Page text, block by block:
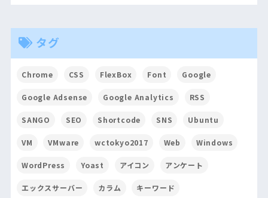
タグ
Chrome CSS FlexBox Font Google
Google Adsense Google Analytics RSS
SANGO SEO Shortcode SNS Ubuntu
VM VMware wctokyo2017 Web Windows
WordPress Yoast アイコン アンケート
エックスサーバー カラム キーワード